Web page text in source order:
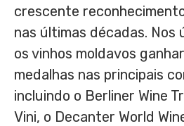
crescente
nas últimas décadas. Nos
os vinhos moldavos
medalhas nas principais
incluindo o Berliner Wine
Vini, o Decanter World